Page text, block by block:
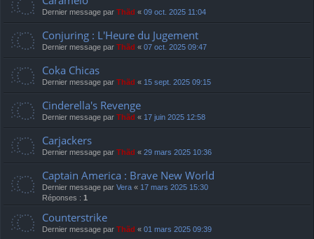
Dernier message par Thãd « 09 oct. 2025 11:04
Conjuring : L'Heure du Jugement
Dernier message par Thãd « 07 oct. 2025 09:47
Coka Chicas
Dernier message par Thãd « 15 sept. 2025 09:15
Cinderella's Revenge
Dernier message par Thãd « 17 juin 2025 12:58
Carjackers
Dernier message par Thãd « 29 mars 2025 10:36
Captain America : Brave New World
Dernier message par Vera « 17 mars 2025 15:30
Réponses : 1
Counterstrike
Dernier message par Thãd « 01 mars 2025 09:39